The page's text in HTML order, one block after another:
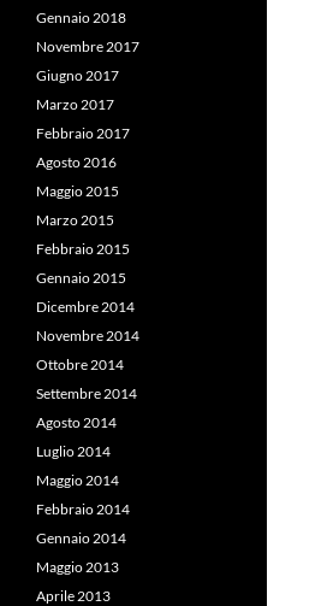
Gennaio 2018
Novembre 2017
Giugno 2017
Marzo 2017
Febbraio 2017
Agosto 2016
Maggio 2015
Marzo 2015
Febbraio 2015
Gennaio 2015
Dicembre 2014
Novembre 2014
Ottobre 2014
Settembre 2014
Agosto 2014
Luglio 2014
Maggio 2014
Febbraio 2014
Gennaio 2014
Maggio 2013
Aprile 2013